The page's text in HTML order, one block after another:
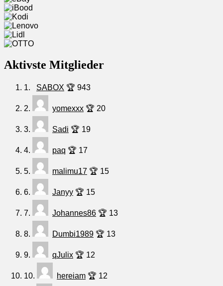
Aktivste Mitglieder
1. SABOX 🏆 943
2. yomexxx 🏆 20
3. Sadi 🏆 19
4. paq 🏆 17
5. malimu17 🏆 15
6. Janyy 🏆 15
7. Johannes86 🏆 13
8. Dumbi1989 🏆 13
9. qJulix 🏆 12
10. hereiam 🏆 12